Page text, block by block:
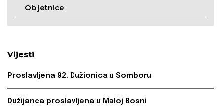
Obljetnice
Vijesti
Proslavljena 92. Dužionica u Somboru
Dužijanca proslavljena u Maloj Bosni